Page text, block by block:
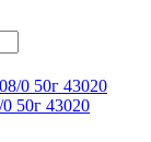
50г 43020